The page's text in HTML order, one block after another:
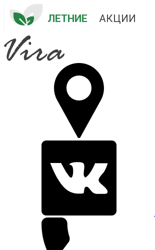
ЛЕТНИЕ АКЦИИ